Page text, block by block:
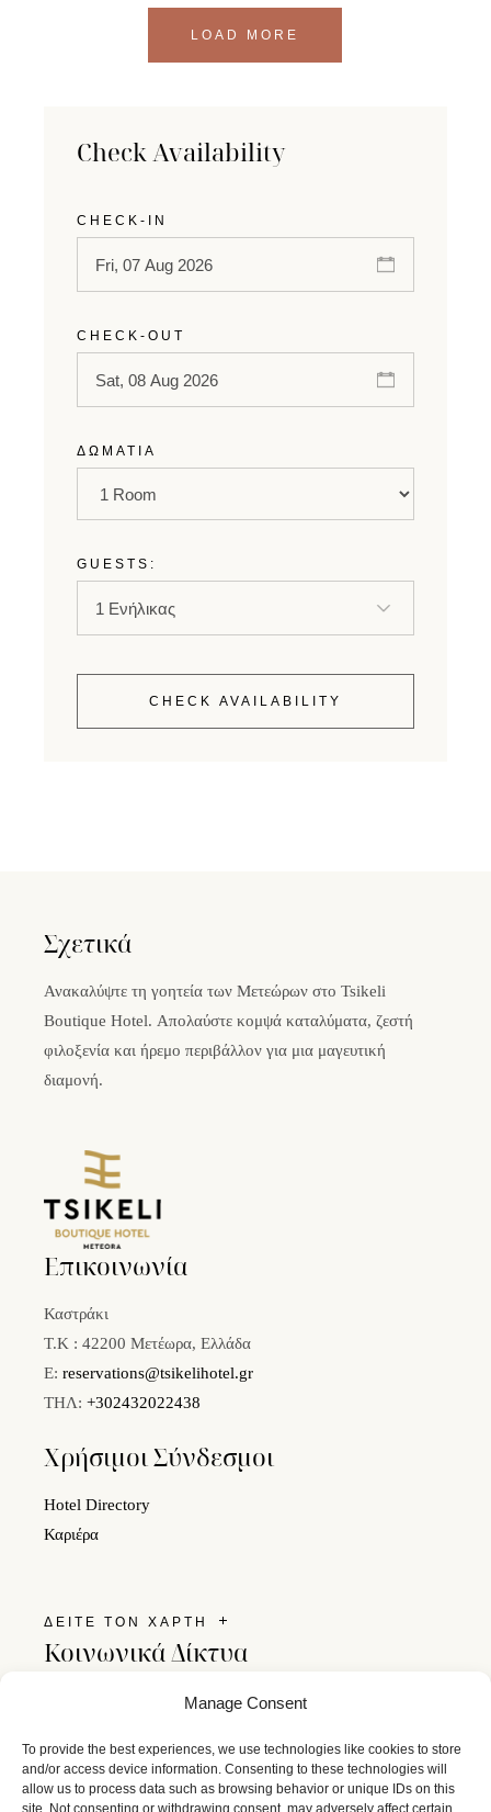
Manage Consent
To provide the best experiences, we use technologies like cookies to store
and/or access device information. Consenting to these technologies will
allow us to process data such as browsing behavior or unique IDs on this
site. Not consenting or withdrawing consent, may adversely affect certain
LOAD MORE
Check Availability
CHECK-IN
CHECK-OUT
ΔΩΜΆΤΙΑ
GUESTS:
CHECK AVAILABILITY
Σχετικά
Ανακαλύψτε τη γοητεία των Μετεώρων στο Tsikeli
Boutique Hotel. Απολαύστε κομψά καταλύματα, ζεστή
φιλοξενία και ήρεμο περιβάλλον για μια μαγευτική
διαμονή.
Επικοινωνία
Καστράκι
Τ.Κ : 42200 Μετέωρα, Ελλάδα
E:reservations@tsikelihotel.gr
ΤΗΛ:+302432022438
Χρήσιμοι Σύνδεσμοι
Hotel Directory
Καριέρα
ΔΕΙΤΕ ΤΟΝ ΧΑΡΤΗ
Κοινωνικά Δίκτυα
Ακολουθήστε μας στα social media και μείνετε σε επαφή